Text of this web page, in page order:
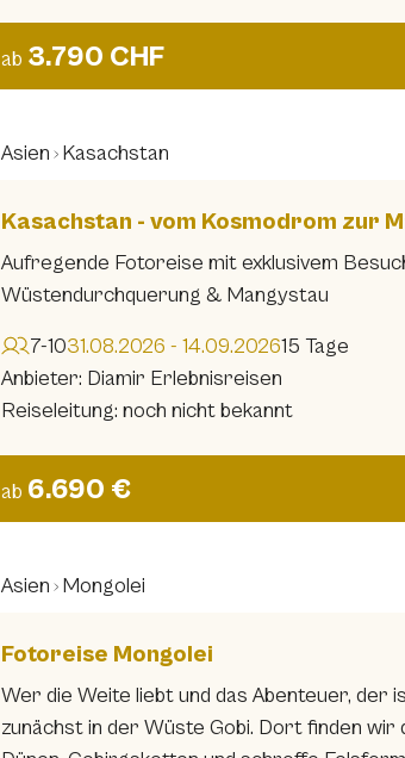
ab 3.790 CHF
Asien Kasachstan
Kasachstan - vom Kosmodrom zur
Aufregende Fotoreise mit exklusivem
Wüstendurchquerung & Mangystau
7-1031.08.2026 - 14.09.202615 Tage
Anbieter: Diamir Erlebnisreisen
Reiseleitung: noch nicht bekannt
ab 6.690 €
Asien Mongolei
Fotoreise Mongolei
Wer die Weite liebt und das Abenteuer,
zunächst in der Wüste Gobi. Dort finden